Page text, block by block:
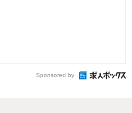
Sponsored by